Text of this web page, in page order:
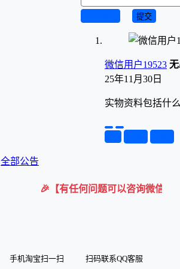
提交
微信用户19523 无
25年11月30日
实物资料包括什
全部公告
🎉【有任何问题可以咨询微信客服】
手机淘宝扫一扫 扫码联系QQ客服